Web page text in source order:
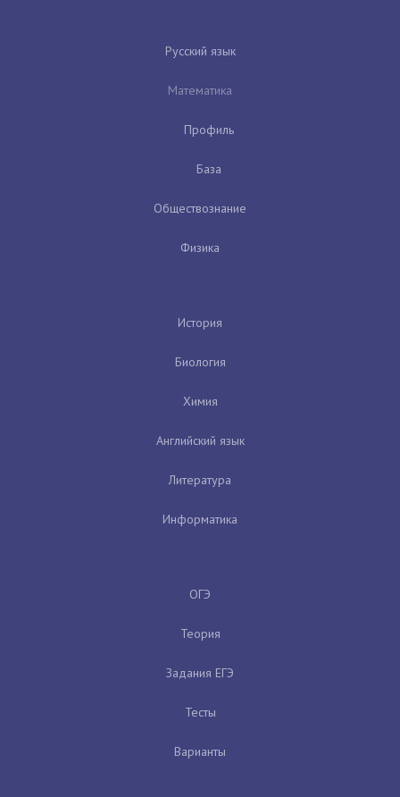
Русский язык
Математика
Профиль
База
Обществознание
Физика
История
Биология
Химия
Английский язык
Литература
Информатика
ОГЭ
Теория
Задания ЕГЭ
Тесты
Варианты